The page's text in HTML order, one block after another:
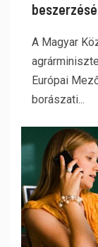
A Magyar
Európai
borászati...